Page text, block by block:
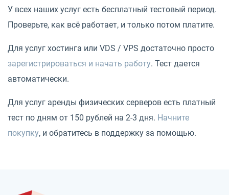
У всех наших услуг есть бесплатный тестовый период.
Проверьте, как всё работает, и только потом платите.
Для услуг хостинга или VDS / VPS достаточно просто
зарегистрироваться и начать работу. Тест дается
автоматически.
Для услуг аренды физических серверов есть платный
тест по дням от 150 рублей на 2-3 дня. Начните
покупку, и обратитесь в поддержку за помощью.